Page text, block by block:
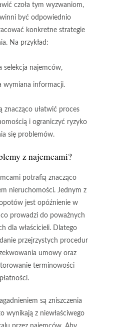
czoła tym wyzwaniom,
być odpowiednio
konkretne strategie
Na przykład:
selekcja najemców,
wymiana informacji.
znacząco ułatwić proces
i ograniczyć ryzyko
się problemów.
z najemcami?
potrafią znacząco
nieruchomości. Jednym z
jest opóźnienie w
co prowadzi do poważnych
dla właścicieli. Dlatego
przejrzystych procedur
umowy oraz
terminowości
płatności.
są zniszczenia
wynikają z niewłaściwego